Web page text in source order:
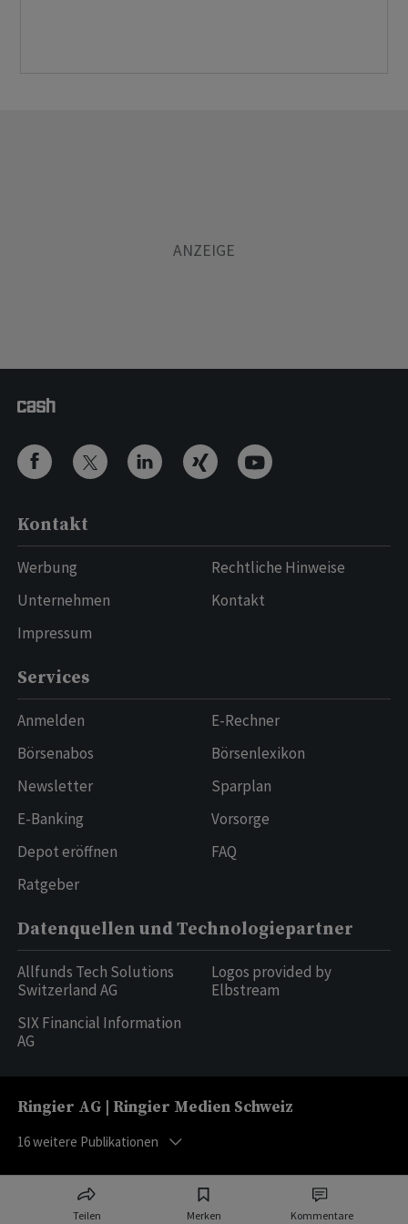
Teilen Merken Kommentare
Kontakt
Werbung
Unternehmen
Impressum
Rechtliche Hinweise
Kontakt
Services
Anmelden
Börsenabos
Newsletter
E-Banking
Depot eröffnen
Ratgeber
E-Rechner
Börsenlexikon
Sparplan
Vorsorge
FAQ
Datenquellen und Technologiepartner
Allfunds Tech Solutions
Switzerland AG
SIX Financial Information
AG
Logos provided by
Elbstream
Ringier AG | Ringier Medien Schweiz
16weitere Publikationen